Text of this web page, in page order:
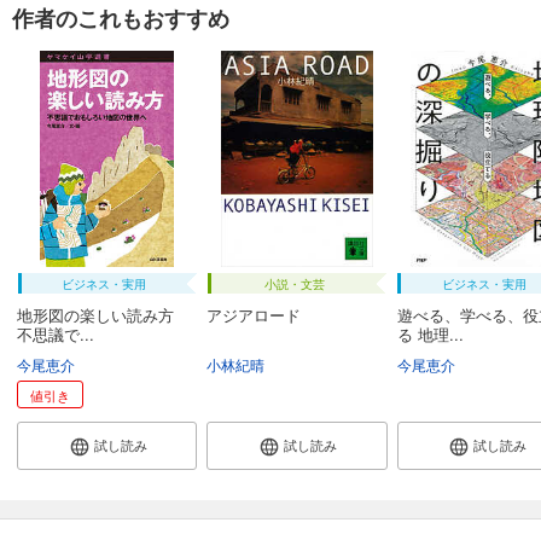
作者のこれもおすすめ
ビジネス・実用
地形図の楽しい読み方
不思議で...
今尾恵介
値引き
試し読み
小説・文芸
アジアロード
小林紀晴
試し読み
ビジネス・実用
遊べる、学べる、
る 地理...
今尾恵介
試し読み